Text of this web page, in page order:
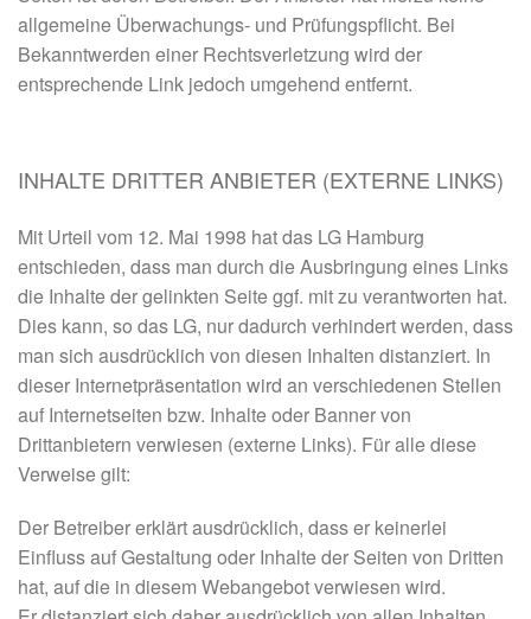
allgemeine Überwachungs- und Prüfungspflicht. Bei
Bekanntwerden einer Rechtsverletzung wird der
entsprechende Link jedoch umgehend entfernt.
INHALTE DRITTER ANBIETER (EXTERNE LINKS)
Mit Urteil vom 12. Mai 1998 hat das LG Hamburg
entschieden, dass man durch die Ausbringung eines Links
die Inhalte der gelinkten Seite ggf. mit zu verantworten hat.
Dies kann, so das LG, nur dadurch verhindert werden, dass
man sich ausdrücklich von diesen Inhalten distanziert. In
dieser Internetpräsentation wird an verschiedenen Stellen
auf Internetseiten bzw. Inhalte oder Banner von
Drittanbietern verwiesen (externe Links). Für alle diese
Verweise gilt:
Der Betreiber erklärt ausdrücklich, dass er keinerlei
Einfluss auf Gestaltung oder Inhalte der Seiten von Dritten
hat, auf die in diesem Webangebot verwiesen wird.